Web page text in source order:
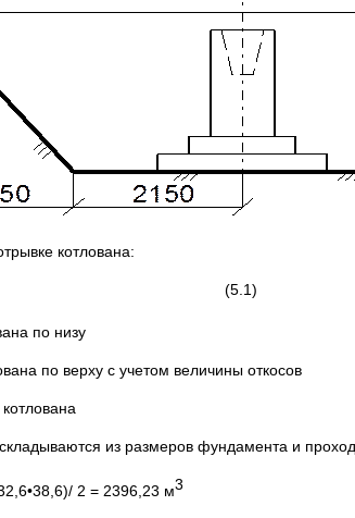
котлована:
2 (5.1)
по низу
по верху с учетом величины откосов
из размеров фундамента и
2 = 2396,23 м3